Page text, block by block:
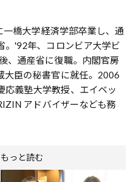
橋大学経済学部卒業し、通
。'92年、コロンビア大学ビ
、通産省に復職。内閣官房
大臣の秘書官に就任。2006
応義塾大学教授、エイベッ
アドバイザーなども務
っと読む